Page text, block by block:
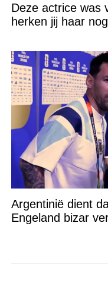
Deze actrice was
herken jij haar
Argentinië dient
Engeland bizar